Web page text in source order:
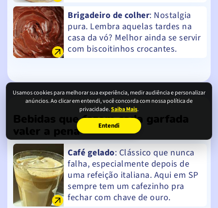
Usamos cookies para melhorar sua experiência, medir audiência e personalizar
anúncios. Ao clicar em entendi, você concorda com nossa política de
privacidade.Saiba Mais.
Entendi
Brigadeiro de colher: Nostalgia
pura. Lembra aquelas tardes na
casa da vó? Melhor ainda se servir
com biscoitinhos crocantes.
Bebidas que fazem cada garfada
valer a pena
Café gelado: Clássico que nunca
falha, especialmente depois de
uma refeição italiana. Aqui em SP
sempre tem um cafezinho pra
fechar com chave de ouro.